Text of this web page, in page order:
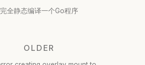
完全静态编译一个Go程序
OLDER